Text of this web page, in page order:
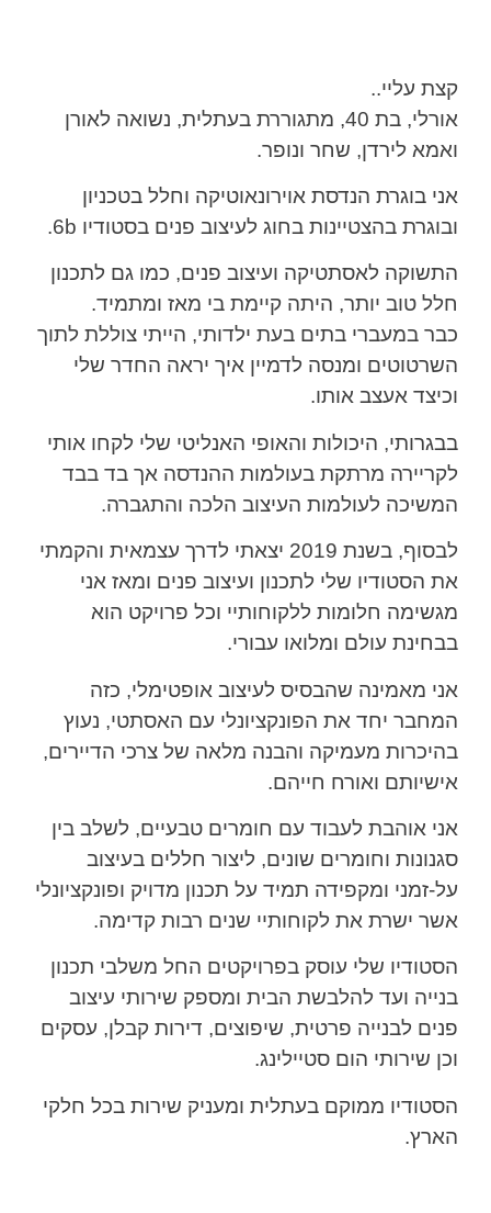
קצת עליי..
אורלי, בת 40, מתגוררת בעתלית, נשואה לאורן
ואמא לירדן, שחר ונופר.
אני בוגרת הנדסת אוירונאוטיקה וחלל בטכניון
ובוגרת בהצטיינות בחוג לעיצוב פנים בסטודיו 6b.
התשוקה לאסתטיקה ועיצוב פנים, כמו גם לתכנון
חלל טוב יותר, היתה קיימת בי מאז ומתמיד.
כבר במעברי בתים בעת ילדותי, הייתי צוללת לתוך
השרטוטים ומנסה לדמיין איך יראה החדר שלי
וכיצד אעצב אותו.
בבגרותי, היכולות והאופי האנליטי שלי לקחו אותי
לקריירה מרתקת בעולמות ההנדסה אך בד בבד
המשיכה לעולמות העיצוב הלכה והתגברה.
לבסוף, בשנת 2019 יצאתי לדרך עצמאית והקמתי
את הסטודיו שלי לתכנון ועיצוב פנים ומאז אני
מגשימה חלומות ללקוחותיי וכל פרויקט הוא
בבחינת עולם ומלואו עבורי.
אני מאמינה שהבסיס לעיצוב אופטימלי, כזה
המחבר יחד את הפונקציונלי עם האסתטי, נעוץ
בהיכרות מעמיקה והבנה מלאה של צרכי הדיירים,
אישיותם ואורח חייהם.
אני אוהבת לעבוד עם חומרים טבעיים, לשלב בין
סגנונות וחומרים שונים, ליצור חללים בעיצוב
על-זמני ומקפידה תמיד על תכנון מדויק ופונקציונלי
אשר ישרת את לקוחותיי שנים רבות קדימה.
הסטודיו שלי עוסק בפרויקטים החל משלבי תכנון
בנייה ועד להלבשת הבית ומספק שירותי עיצוב
פנים לבנייה פרטית, שיפוצים, דירות קבלן, עסקים
וכן שירותי הום סטיילינג.
הסטודיו ממוקם בעתלית ומעניק שירות בכל חלקי
הארץ.